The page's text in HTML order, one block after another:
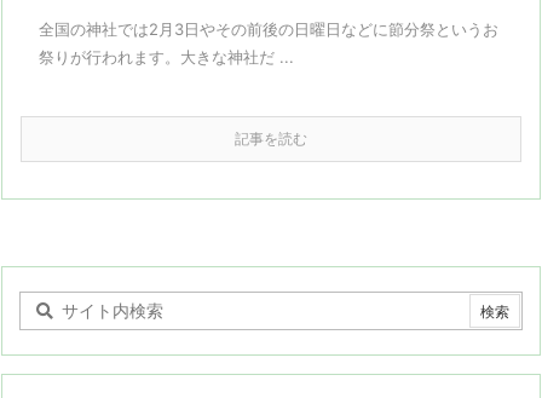
全国の神社では2月3日やその前後の日曜日などに節分祭というお
祭りが行われます。大きな神社だ ...
記事を読む